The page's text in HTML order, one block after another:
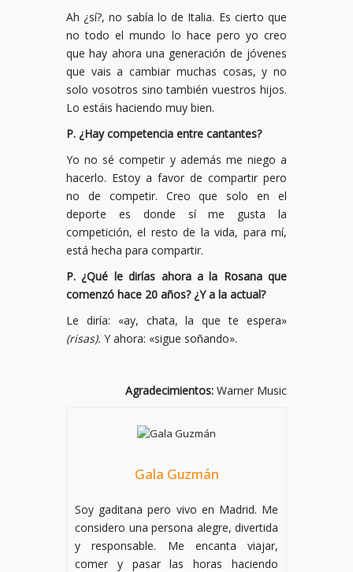
Ah ¿sí?, no sabía lo de Italia. Es cierto que
no todo el mundo lo hace pero yo creo
que hay ahora una generación de jóvenes
que vais a cambiar muchas cosas, y no
solo vosotros sino también vuestros hijos.
Lo estáis haciendo muy bien.
P. ¿Hay competencia entre cantantes?
Yo no sé competir y además me niego a
hacerlo. Estoy a favor de compartir pero
no de competir. Creo que solo en el
deporte es donde sí me gusta la
competición, el resto de la vida, para mí,
está hecha para compartir.
P. ¿Qué le dirías ahora a la Rosana que
comenzó hace 20 años? ¿Y a la actual?
Le diría: «ay, chata, la que te espera»
(risas). Y ahora: «sigue soñando».
Agradecimientos: Warner Music
Gala Guzmán
Soy gaditana pero vivo en Madrid. Me
considero una persona alegre, divertida
y responsable. Me encanta viajar,
comer y pasar las horas haciendo